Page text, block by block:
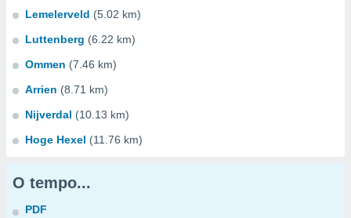
Lemelerveld (5.02 km)
Luttenberg (6.22 km)
Ommen (7.46 km)
Arrien (8.71 km)
Nijverdal (10.13 km)
Hoge Hexel (11.76 km)
O tempo...
PDF